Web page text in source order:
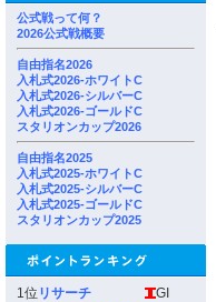
公式戦って何？
2026公式戦概要
自由指名2026
入札式2026-ホワイトC
入札式2026-シルバーC
入札式2026-ゴールドC
スタリオンカップ2026
自由指名2025
入札式2025-ホワイトC
入札式2025-シルバーC
入札式2025-ゴールドC
スタリオンカップ2025
1位 リサーチ
GI